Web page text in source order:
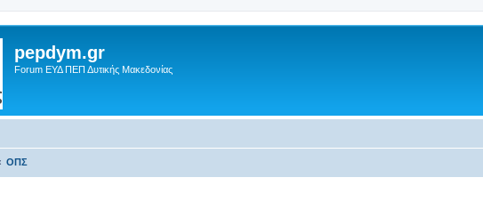
pepdym.gr
Forum ΕΥΔ ΠΕΠ Δυτικής Μακεδονίας
ΟΠΣ